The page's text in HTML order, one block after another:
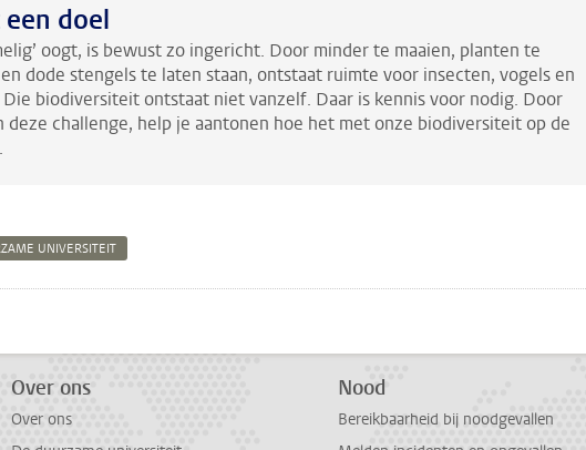
doel
oogt, is bewust zo ingericht. Door minder te maaien, planten te
dode stengels te laten staan, ontstaat ruimte voor insecten, vogels en
biodiversiteit ontstaat niet vanzelf. Daar is kennis voor nodig. Door
deze challenge, help je aantonen hoe het met onze biodiversiteit op de
UNIVERSITEIT
WhatsApp
via Mastodon
Over ons
Over ons
Nood
Bereikbaarheid bij noodgevallen